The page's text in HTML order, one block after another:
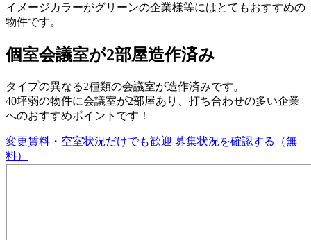
イメージカラーがグリーンの企業様等にはとてもおすすめの
物件です。
個室会議室が2部屋造作済み
タイプの異なる2種類の会議室が造作済みです。
40坪弱の物件に会議室が2部屋あり、打ち合わせの多い企業
へのおすすめポイントです！
変更賃料・空室状況だけでも歓迎 募集状況を確認する（無
料）